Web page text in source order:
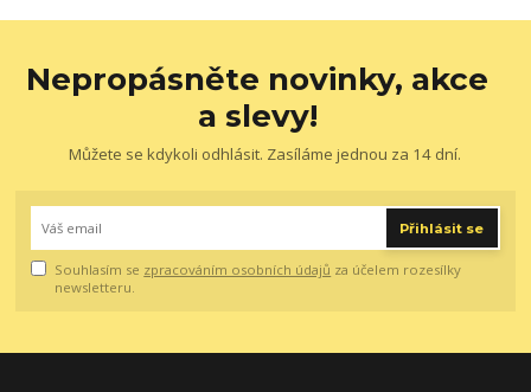
Nepropásněte novinky, akce
a slevy!
Můžete se kdykoli odhlásit. Zasíláme jednou za 14 dní.
Přihlásit se
Souhlasím se zpracováním osobních údajů za účelem rozesílky
newsletteru.